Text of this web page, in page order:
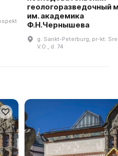
геологоразведочный
им. академика
Ф.Н.Чернышева
g. Sankt-Peterburg, pr-kt.
V.O., d. 74